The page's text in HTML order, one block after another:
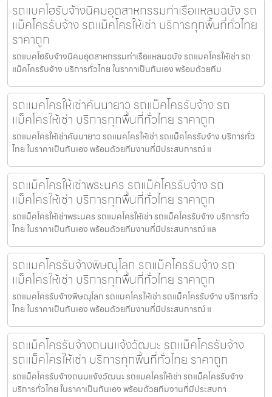
รถแบคโฮรับจ้างนิคมอุตสาหกรรมท่าเรือแหลมฉบัง รถ
แม็คโครรับจ้าง รถแม็คโครให้เช่า บริการทุกพื้นที่ทั่วไทย
ราคาถูก
รถแบคโฮรับจ้างนิคมอุตสาหกรรมท่าเรือแหลมฉบัง รถแมคโครให้เช่า รถ
แม็คโครรับจ้าง บริการทั่วไทย ในราคาเป็นกันเอง พร้อมด้วยทีม
รถแมคโครให้เช่าคันนายาว รถแม็คโครรับจ้าง รถ
แม็คโครให้เช่า บริการทุกพื้นที่ทั่วไทย ราคาถูก
รถแมคโครให้เช่าคันนายาว รถแมคโครให้เช่า รถแม็คโครรับจ้าง บริการทั่ว
ไทย ในราคาเป็นกันเอง พร้อมด้วยทีมงานที่มีประสบการณ์ แ
รถแม็คโครให้เช่าพระนคร รถแม็คโครรับจ้าง รถ
แม็คโครให้เช่า บริการทุกพื้นที่ทั่วไทย ราคาถูก
รถแม็คโครให้เช่าพระนคร รถแมคโครให้เช่า รถแม็คโครรับจ้าง บริการทั่ว
ไทย ในราคาเป็นกันเอง พร้อมด้วยทีมงานที่มีประสบการณ์ แล
รถแมคโครรับจ้างพิษณุโลก รถแม็คโครรับจ้าง รถ
แม็คโครให้เช่า บริการทุกพื้นที่ทั่วไทย ราคาถูก
รถแมคโครรับจ้างพิษณุโลก รถแมคโครให้เช่า รถแม็คโครรับจ้าง บริการทั่ว
ไทย ในราคาเป็นกันเอง พร้อมด้วยทีมงานที่มีประสบการณ์ แ
รถแม็คโครรับจ้างถนนแจ้งวัฒนะ รถแม็คโครรับจ้าง
รถแม็คโครให้เช่า บริการทุกพื้นที่ทั่วไทย ราคาถูก
รถแม็คโครรับจ้างถนนแจ้งวัฒนะ รถแมคโครให้เช่า รถแม็คโครรับจ้าง
บริการทั่วไทย ในราคาเป็นกันเอง พร้อมด้วยทีมงานที่มีประสบกา